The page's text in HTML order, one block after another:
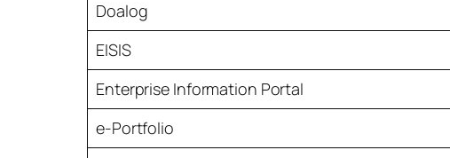
Doalog
EISIS
Enterprise Information Portal
e-Portfolio